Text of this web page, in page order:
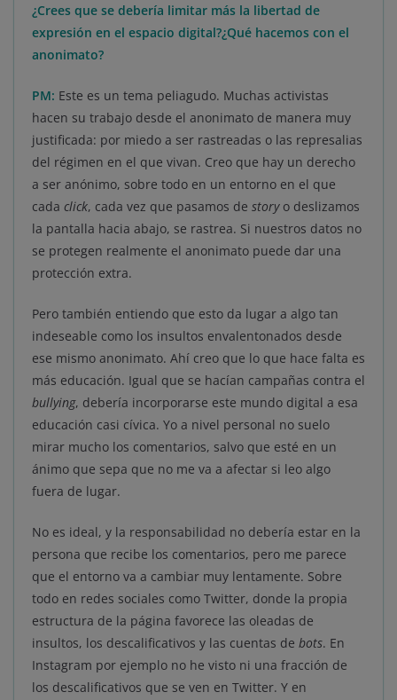
¿Crees que se debería limitar más la libertad de
expresión en el espacio digital?¿Qué hacemos con el
anonimato?
PM: Este es un tema peliagudo. Muchas activistas
hacen su trabajo desde el anonimato de manera muy
justificada: por miedo a ser rastreadas o las represalias
del régimen en el que vivan. Creo que hay un derecho
a ser anónimo, sobre todo en un entorno en el que
cada click, cada vez que pasamos de storyo deslizamos
la pantalla hacia abajo, se rastrea. Si nuestros datos no
se protegen realmente el anonimato puede dar una
protección extra.
Pero también entiendo que esto da lugar a algo tan
indeseable como los insultos envalentonados desde
ese mismo anonimato. Ahí creo que lo que hace falta es
más educación. Igual que se hacían campañas contra el
bullying, debería incorporarse este mundo digital a esa
educación casi cívica. Yo a nivel personal no suelo
mirar mucho los comentarios, salvo que esté en un
ánimo que sepa que no me va a afectar si leo algo
fuera de lugar.
No es ideal, y la responsabilidad no debería estar en la
persona que recibe los comentarios, pero me parece
que el entorno va a cambiar muy lentamente. Sobre
todo en redes sociales como Twitter, donde la propia
estructura de la página favorece las oleadas de
insultos, los descalificativos y las cuentas de bots. En
Instagram por ejemplo no he visto ni una fracción de
los descalificativos que se ven en Twitter. Y en